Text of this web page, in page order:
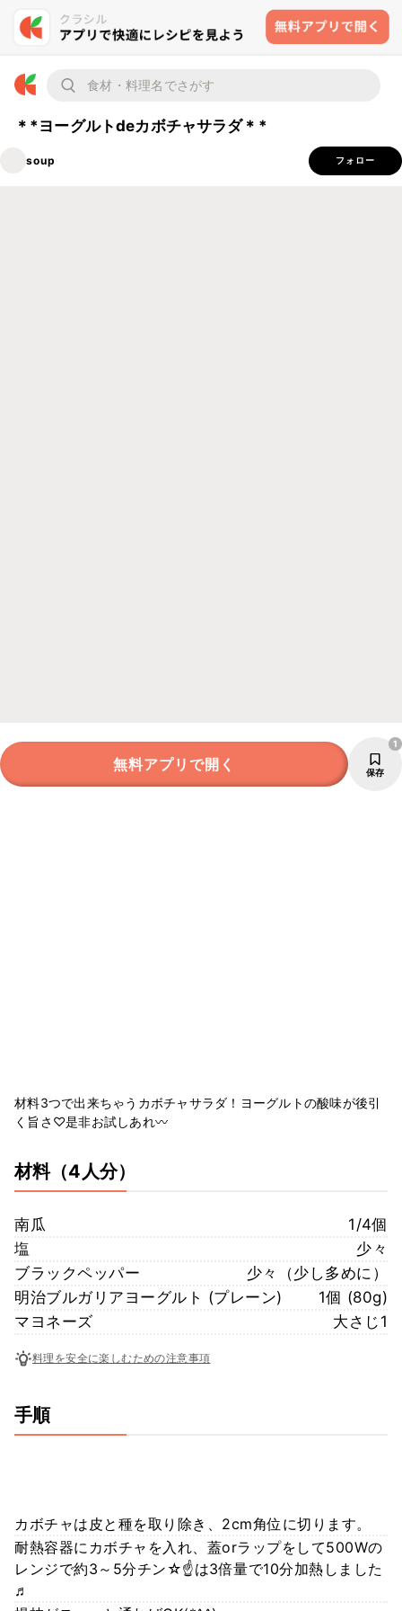
＊*ヨーグルトdeカボチャサラダ＊*
soup フォロー
無料アプリで開く 保存
1
材料3つで出来ちゃうカボチャサラダ！ヨーグルトの酸味が後引
く旨さ♡是非お試しあれ〰
材料（4人分）
南瓜
1/4個
塩
少々
ブラックペッパー
少々（少し多めに）
明治ブルガリアヨーグルト (プレーン)
1個 (80g)
マヨネーズ
大さじ1
料理を安全に楽しむための注意事項
手順
カボチャは皮と種を取り除き、2cm角位に切ります。
耐熱容器にカボチャを入れ、蓋orラップをして500Wの
レンジで約3～5分チン☆☝は3倍量で10分加熱しました
♬